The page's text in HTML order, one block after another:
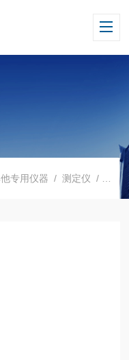
专用仪器 /测定仪 / H07221局部通风机综合测试仪